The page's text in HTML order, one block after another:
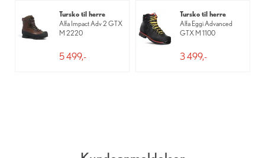
Tursko til herre
Alfa Impact Adv 2 GTX
M 2220
5 499,-
Tursko til herre
Alfa Eggi Advanced
GTX M 1100
3 499,-